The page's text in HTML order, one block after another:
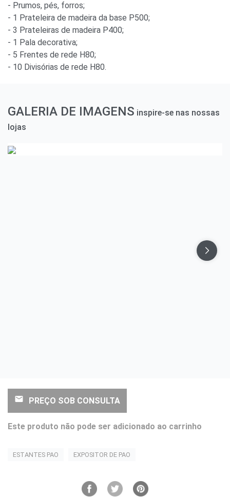
- Prumos, pés, forros;
- 1 Prateleira de madeira da base P500;
- 3 Prateleiras de madeira P400;
- 1 Pala decorativa;
- 5 Frentes de rede H80;
- 10 Divisórias de rede H80.
GALERIA DE IMAGENS inspire-se nas nossas
lojas
email PREÇO SOB CONSULTA
Este produto não pode ser adicionado ao carrinho
ESTANTES PAO EXPOSITOR DE PAO